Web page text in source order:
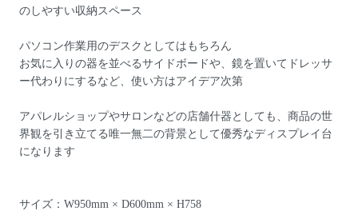
のしやすい収納スペース
パソコン作業用のデスクとしてはもちろん
お気に入りの器を並べるサイドボードや、鏡を置いてドレッサ
ー代わりにするなど、使い方はアイデア次第
アパレルショップやサロンなどの店舗什器としても、商品の世
界観を引き立てる唯一無二の背景として優秀なディスプレイ台
になります
サイズ：W950mm × D600mm × H758